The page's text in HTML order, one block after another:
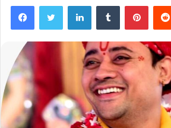
FacebookTwitter LinkedInTumblr